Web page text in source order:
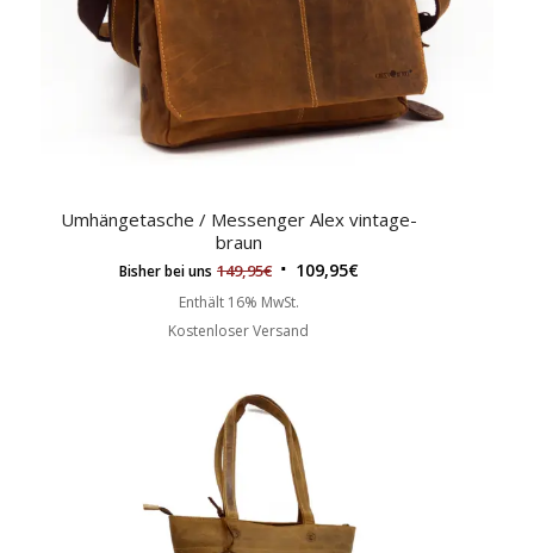
Umhängetasche / Messenger Alex vintage-
braun
Bisher bei uns 149,95€ 109,95€
Enthält 16% MwSt.
Kostenloser Versand